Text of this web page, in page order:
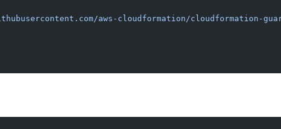
aws-cloudformation/cloudformation-